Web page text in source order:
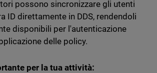
possono sincronizzare gli utenti
ID direttamente in DDS, rendendoli
disponibili per l'autenticazione
delle policy.
per la tua attività: